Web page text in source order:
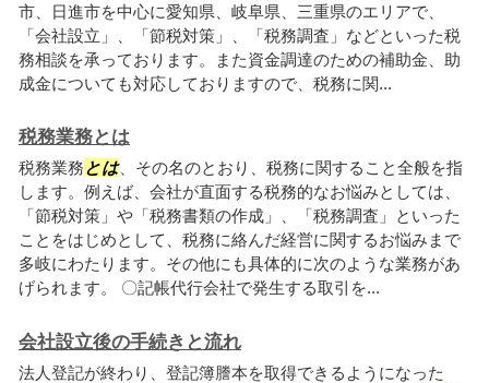
市、日進市を中心に愛知県、岐阜県、三重県のエリアで、
「会社設立」、「節税対策」、「税務調査」などといった税
務相談を承っております。また資金調達のための補助金、助
成金についても対応しておりますので、税務に関...
税務業務とは
税務業務 とは、その名のとおり、税務に関すること全般を指
します。例えば、会社が直面する税務的なお悩みとしては、
「節税対策」や「税務書類の作成」、「税務調査」といった
ことをはじめとして、税務に絡んだ経営に関するお悩みまで
多岐にわたります。その他にも具体的に次のような業務があ
げられます。 〇記帳代行会社で発生する取引を...
会社設立後の手続きと流れ
法人登記が終わり、登記簿謄本を取得できるようになった